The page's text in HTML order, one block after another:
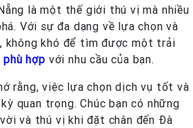
là một thế giới thú vị mà nhiều
Với sự đa dạng về lựa chọn và
không khó để tìm được một trải
hợp với nhu cầu của bạn.
rằng, việc lựa chọn dịch vụ tốt và
quan trọng. Chúc bạn có những
và thú vị khi đặt chân đến Đà